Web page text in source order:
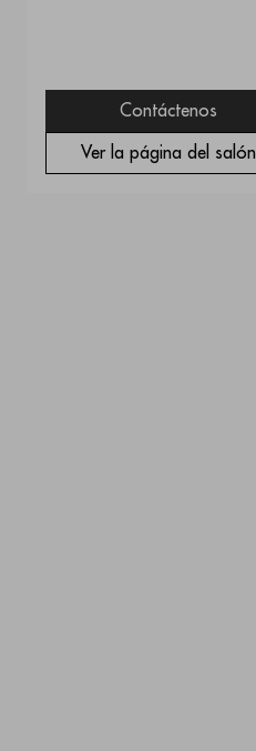
Contáctenos
Ver la página del salón